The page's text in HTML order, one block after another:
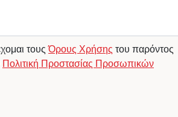
τουςΌρους Χρήσης του παρόντος
Πολιτική Προστασίας Προσωπικών